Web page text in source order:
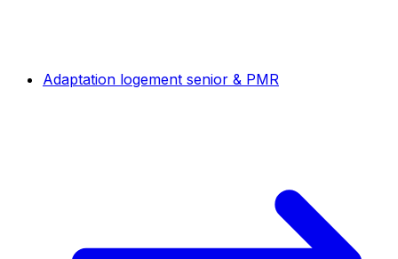
Adaptation logement senior & PMR